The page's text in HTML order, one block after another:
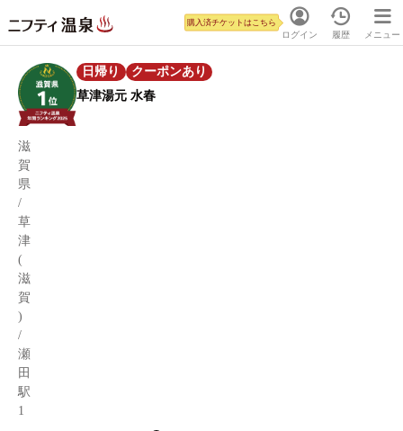
ログイン
購入済チケットはこちら
履歴 メニュー
日帰り
クーポンあり
草津湯元 水春
滋
賀
県
/
草
津
(
滋
賀
)
/
瀬
田
駅
1